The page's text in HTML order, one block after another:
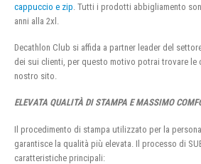
cappuccio e zip . Tutti i prodotti abbigliamento
anni alla 2xl.
Decathlon Club si affida a partner leader del
dei sui clienti, per questo motivo potrai trovare le
nostro sito.
ELEVATA QUALITÀ DI STAMPA E MASSIMO
Il procedimento di stampa utilizzato per la
garantisce la qualità più elevata. Il processo di
caratteristiche principali: